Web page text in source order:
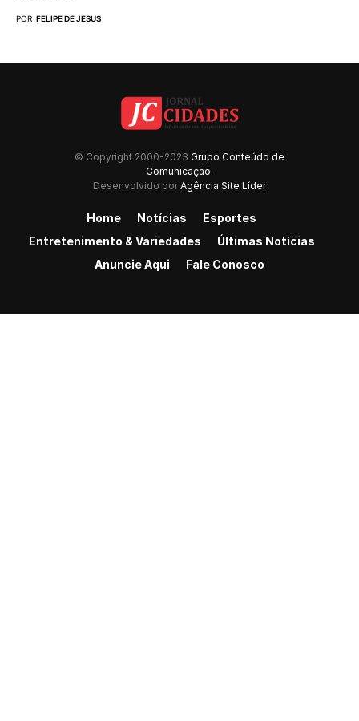
POR FELIPE DE JESUS
© Copyright 2000-2023 Grupo Conteúdo de
Comunicação.
Desenvolvido por Agência Site Líder
Home Notícias
Esportes
Entretenimento & Variedades
Últimas Notícias
Anuncie Aqui
Fale Conosco